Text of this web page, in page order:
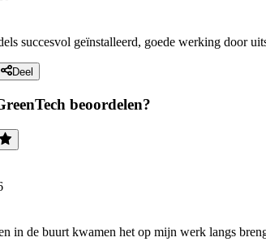
succesvol geïnstalleerd, goede werking door
Deel
beoordelen?
in de buurt kwamen het op mijn werk langs